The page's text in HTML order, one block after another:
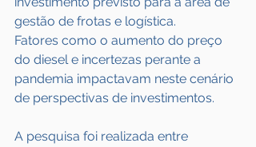
gestão de frotas e logística.
Fatores como o aumento do preço
do diesel e incertezas perante a
pandemia impactavam neste cenário
de perspectivas de investimentos.
A pesquisa foi realizada entre